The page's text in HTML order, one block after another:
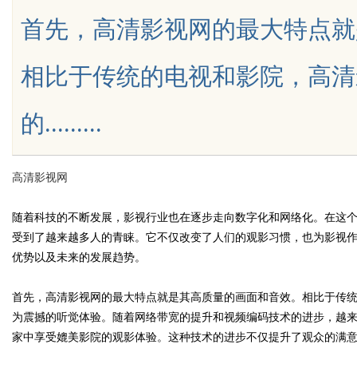
Bo
首先，高清影视网的最大特点
相比于传统的电视和影院，高
的.........
高清影视网
随着科技的不断发展，影视行业也在逐步走向数字化和网络化。在这
受到了越来越多人的青睐。它不仅改变了人们的观影习惯，也为影视
优势以及未来的发展趋势。
首先，高清影视网的最大特点就是其高质量的画面和音效。相比于传
为震撼的听觉体验。随着网络带宽的提升和视频编码技术的进步，越
家中享受媲美影院的观影体验。这种技术的进步不仅提升了观众的满